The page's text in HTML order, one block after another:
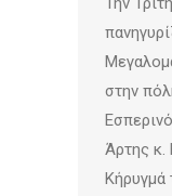
στην
Άρτης κ.
Κήρυγμά